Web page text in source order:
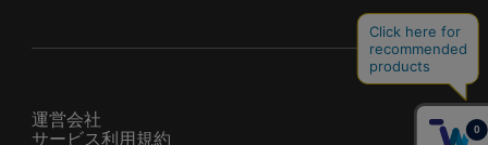
運営会社
サービス利用規約